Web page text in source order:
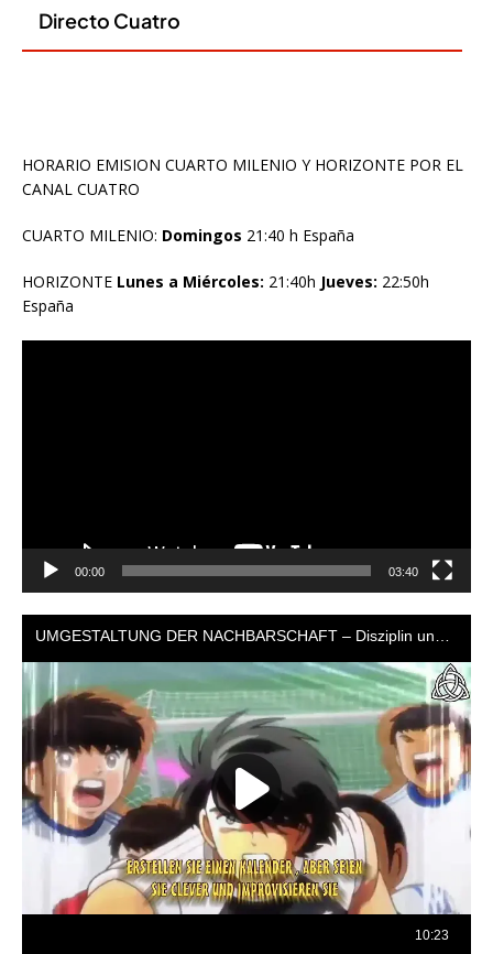
HORARIO EMISION CUARTO MILENIO Y HORIZONTE POR EL
CANAL CUATRO
CUARTO MILENIO: Domingos 21:40 h España
HORIZONTE Lunes a Miércoles: 21:40h Jueves: 22:50h
España
00:00 03:40